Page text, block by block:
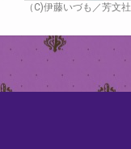
（C)伊藤いづも／芳文社